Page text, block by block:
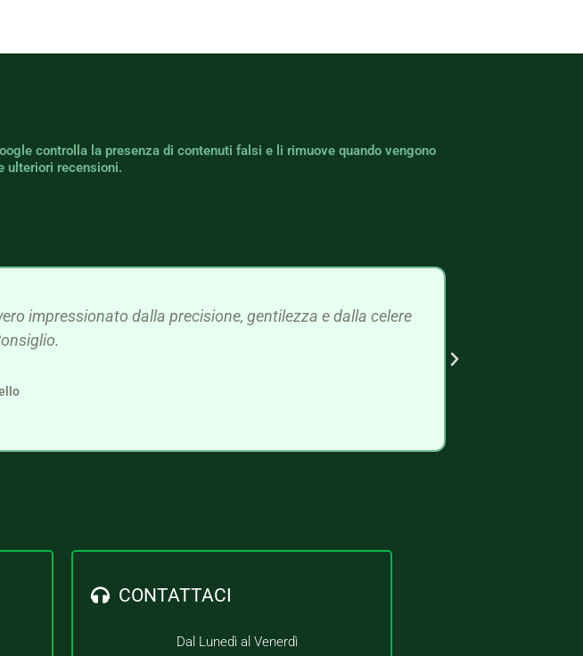
controlla la presenza di contenuti falsi e li rimuove quando vengono
ulteriori recensioni.
impressionato dalla precisione, gentilezza e dalla celere
CONTATTACI
Dal Lunedì al Venerdì